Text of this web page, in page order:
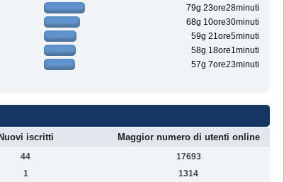
79g 23ore28minuti
68g 10ore30minuti
59g 21ore5minuti
58g 18ore1minuti
57g 7ore23minuti
Nuovi iscritti Maggior numero di utenti online
44
17693
1
1314